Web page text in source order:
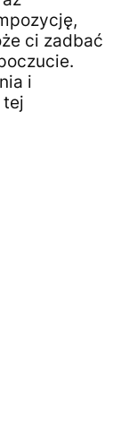
ci zadbać
i
tej